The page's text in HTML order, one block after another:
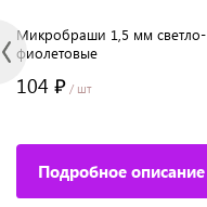
Микробраши 1,5 мм светло-
фиолетовые
104 ₽ / шт
Подробное описание